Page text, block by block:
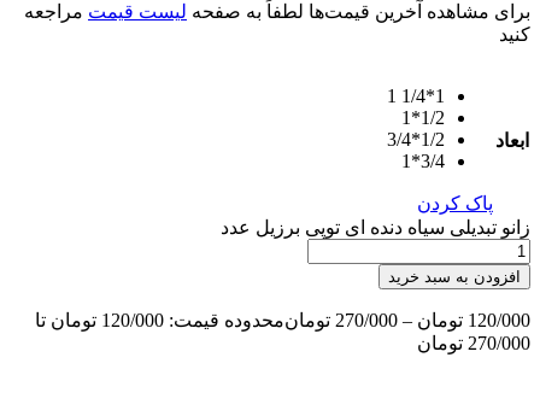
برای مشاهده آخرین قیمت‌ها لطفاً به صفحه لیست قیمت مراجعه
کنید
ابعاد
1*1/4 1
1/2*1
1/2*3/4
3/4*1
پاک کردن
زانو تبدیلی سیاه دنده ای توپی برزیل عدد
افزودن به سبد خرید
120/000 تومان –
270/000 تومان
محدوده قیمت: 120/000 تومان تا
270/000 تومان